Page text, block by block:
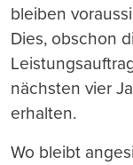
bleiben
Dies, obschon
nächsten vier
erhalten.
Wo bleibt